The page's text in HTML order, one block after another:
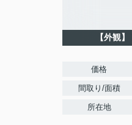
【外観】
価格
間取り/面積
所在地